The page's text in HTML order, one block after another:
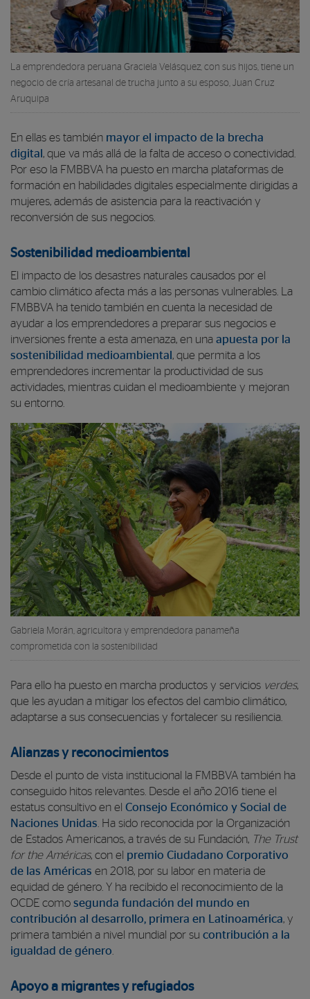
La emprendedora peruana Graciela Velásquez, con sus hijos, tiene un
negocio de cría artesanal de trucha junto a su esposo, Juan Cruz
Aruquipa
En ellas es también mayor el impacto de la brecha
digital , que va más allá de la falta de acceso o conectividad.
Por eso la FMBBVA ha puesto en marcha plataformas de
formación en habilidades digitales especialmente dirigidas a
mujeres, además de asistencia para la reactivación y
reconversión de sus negocios.
Sostenibilidad medioambiental
El impacto de los desastres naturales causados por el
cambio climático afecta más a las personas vulnerables. La
FMBBVA ha tenido también en cuenta la necesidad de
ayudar a los emprendedores a preparar sus negocios e
inversiones frente a esta amenaza, en una apuesta por la
sostenibilidad medioambiental , que permita a los
emprendedores incrementar la productividad de sus
actividades, mientras cuidan el medioambiente y mejoran
su entorno.
Gabriela Morán, agricultora y emprendedora panameña
comprometida con la sostenibilidad
Para ello ha puesto en marcha productos y servicios verdes,
que les ayudan a mitigar los efectos del cambio climático,
adaptarse a sus consecuencias y fortalecer su resiliencia.
Alianzas y reconocimientos
Desde el punto de vista institucional la FMBBVA también ha
conseguido hitos relevantes. Desde el año 2016 tiene el
estatus consultivo en el Consejo Económico y Social de
Naciones Unidas . Ha sido reconocida por la Organización
de Estados Americanos, a través de su Fundación, The Trust
for the Américas, con el premio Ciudadano Corporativo
de las Américas en 2018, por su labor en materia de
equidad de género. Y ha recibido el reconocimiento de la
OCDE como segunda fundación del mundo en
contribución al desarrollo, primera en Latinoamérica, y
primera también a nivel mundial por su contribución a la
igualdad de género
Apoyo a migrantes y refugiados